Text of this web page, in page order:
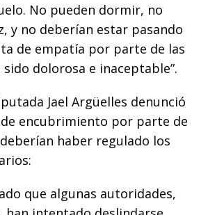
No pueden dormir, no
y no deberían estar pasando
de empatía por parte de las
dolorosa e inaceptable”.
Jael Argüelles denunció
encubrimiento por parte de
haber regulado los
que algunas autoridades,